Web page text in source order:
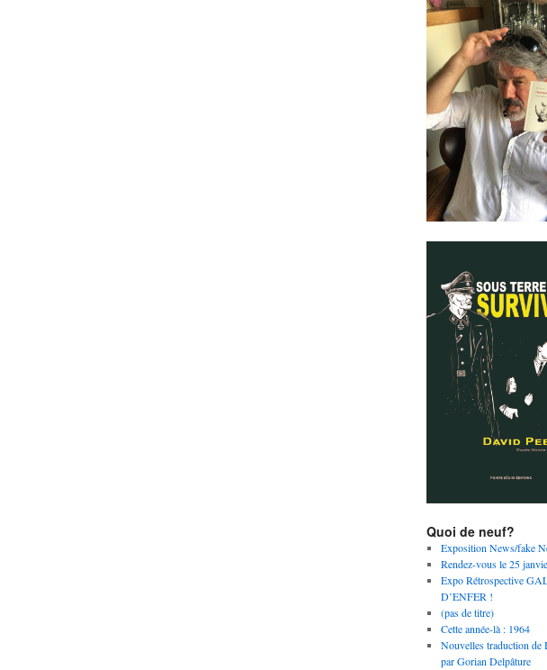
Quoi de neuf?
Exposition News/fake
Rendez-vous le 25
Expo Rétrospective
D’ENFER !
(pas de titre)
Cette année-là : 1964
Nouvelles traduction de
par Gorian Delpâture